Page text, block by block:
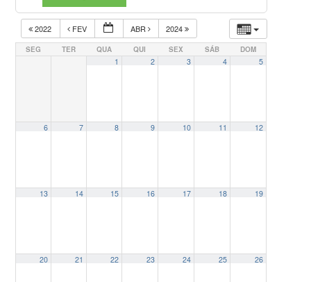
2022 FEV ABR 2024
SEG TER QUA QUI SEX SÁB DOM
1 2 3 4 5
6 7 8 9 10 11 12
13 14 15 16 17 18 19
20 21 22 23 24 25 26